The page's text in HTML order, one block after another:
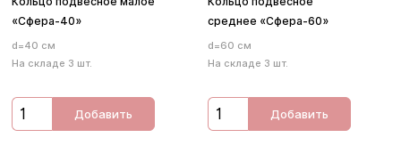
«Сфера-40»
d=40 см
На складе 3 шт.
Добавить
среднее «Сфера-60»
d=60 см
На складе 3 шт.
Добавить